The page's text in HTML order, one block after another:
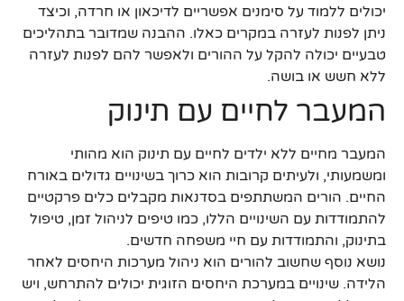
יכולים ללמוד על סימנים אפשריים לדיכאון או חרדה, וכיצד
ניתן לפנות לעזרה במקרים כאלו. ההבנה שמדובר בתהליכים
טבעיים יכולה להקל על ההורים ולאפשר להם לפנות לעזרה
ללא חשש או בושה.
המעבר לחיים עם תינוק
המעבר מחיים ללא ילדים לחיים עם תינוק הוא מהותי
ומשמעותי, ולעיתים קרובות הוא כרוך בשינויים גדולים באורח
החיים. הורים המשתתפים בסדנאות מקבלים כלים פרקטיים
להתמודדות עם השינויים הללו, כמו טיפים לניהול זמן, טיפול
בתינוק, והתמודדות עם חיי משפחה חדשים.
נושא נוסף שחשוב להורים הוא ניהול מערכות היחסים לאחר
הלידה. שינויים במערכת היחסים הזוגית יכולים להתרחש, ויש